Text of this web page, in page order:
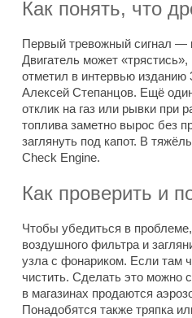
Как понять, что
Первый тревожный сигнал —
Двигатель может «трястись»,
отметил в интервью изданию
Алексей Степанцов. Ещё
отклик на газ или рывки при
топлива заметно вырос без
заглянуть под капот. В
Check Engine.
Как проверить и
Чтобы убедиться в
воздушного фильтра и
узла с фонариком. Если там
чистить. Сделать это можно
в магазинах продаются
Понадобятся также тряпка